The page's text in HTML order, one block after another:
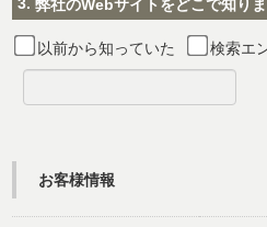
弊社のWebサイトをどこで知り
以前から知っていた 検索エ
お客様情報